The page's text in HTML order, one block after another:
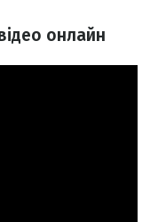
онлайн